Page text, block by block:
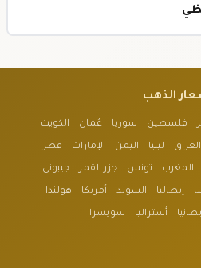
الذهب
فلسطين سوريا عُمان الكويت
العراق ليبيا اليمن الإمارات قطر
المغرب تونس جزر القمر جيبوتي
إيطاليا السويد أمريكا هولندا
أستراليا سويسرا